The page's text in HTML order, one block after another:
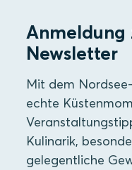
Anmeldung
Newsletter
Mit dem
echte
Kulinarik,
gelegentliche